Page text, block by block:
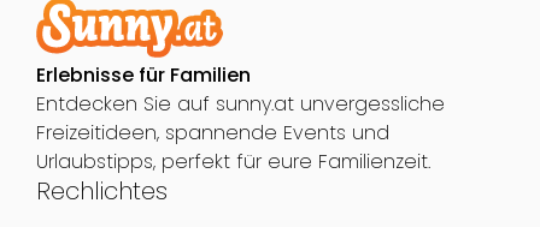
Erlebnisse für Familien
Entdecken Sie auf sunny.at unvergessliche
Freizeitideen, spannende Events und
Urlaubstipps, perfekt für eure Familienzeit.
Rechlichtes